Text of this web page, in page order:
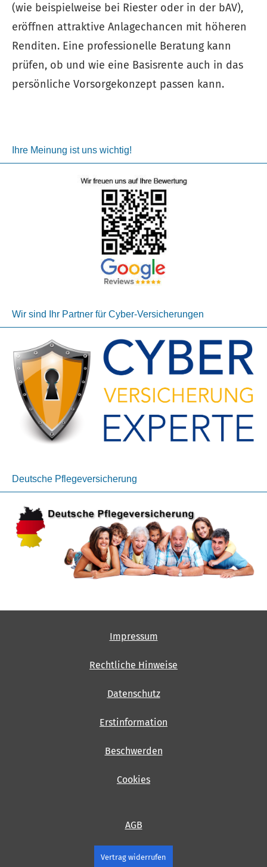
(wie beispielweise bei Riester oder in der bAV),
eröffnen attraktive Anlagechancen mit höheren
Renditen. Eine professionelle Beratung kann
prüfen, ob und wie eine Basisrente auch in das
persönliche Vorsorgekonzept passen kann.
Ihre Meinung ist uns wichtig!
Wir sind Ihr Partner für Cyber-Versicherungen
Deutsche Pflege­ver­si­che­rung
Impressum
Rechtliche Hinweise
Datenschutz
Erstinformation
Beschwerden
Cookies
AGB
Vertrag widerrufen